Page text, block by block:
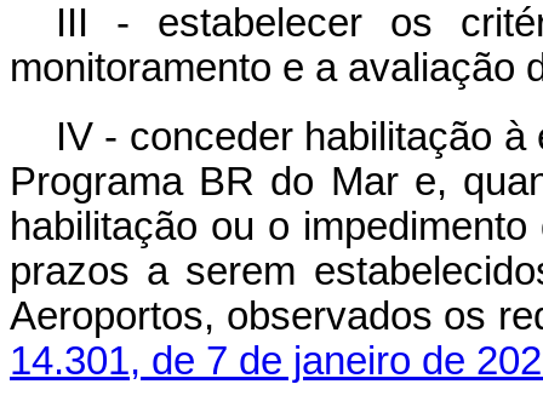
III - estabelecer os
monitoramento e a avaliação
IV - conceder habilitação
Programa BR do Mar e,
habilitação ou o
prazos a serem
Aeroportos, observados os
14.301, de 7 de janeiro de